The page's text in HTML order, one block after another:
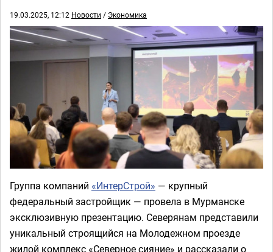
19.03.2025, 12:12 Новости / Экономика
Группа компаний «ИнтерСтрой» — крупный
федеральный застройщик — провела в Мурманске
эксклюзивную презентацию. Северянам представили
уникальный строящийся на Молодежном проезде
жилой комплекс «Северное сияние» и рассказали о